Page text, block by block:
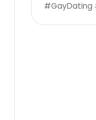
#GayDating